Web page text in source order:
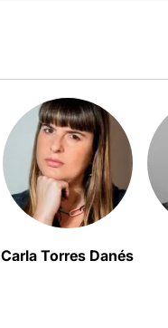
Carla Torres Danés